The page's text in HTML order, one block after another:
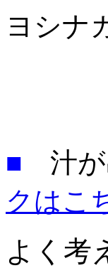
ヨシナ
■ 汁
クはこ
よく考